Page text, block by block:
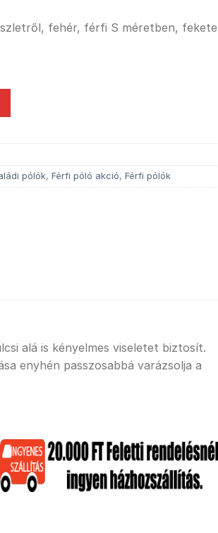
fehér, férfi S méretben, fekete
pólók, Férfi póló akció, Férfi pólók
alá is kényelmes viseletet biztosít.
enyhén passzosabbá varázsolja a